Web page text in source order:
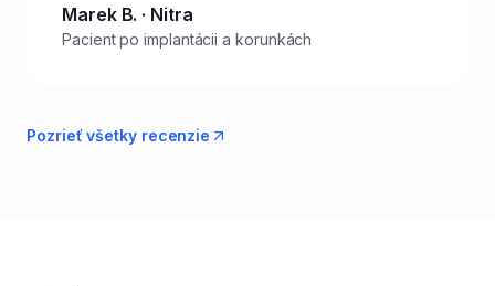
Marek B. · Nitra
Pacient po implantácii a korunkách
Pozrieť všetky recenzie